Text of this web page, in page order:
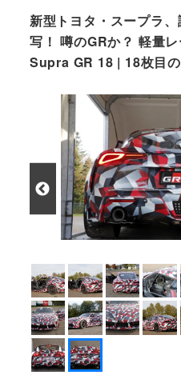
新型トヨタ・スープラ
写！ 噂のGRか？ 軽量
Supra GR 18 | 18枚目の